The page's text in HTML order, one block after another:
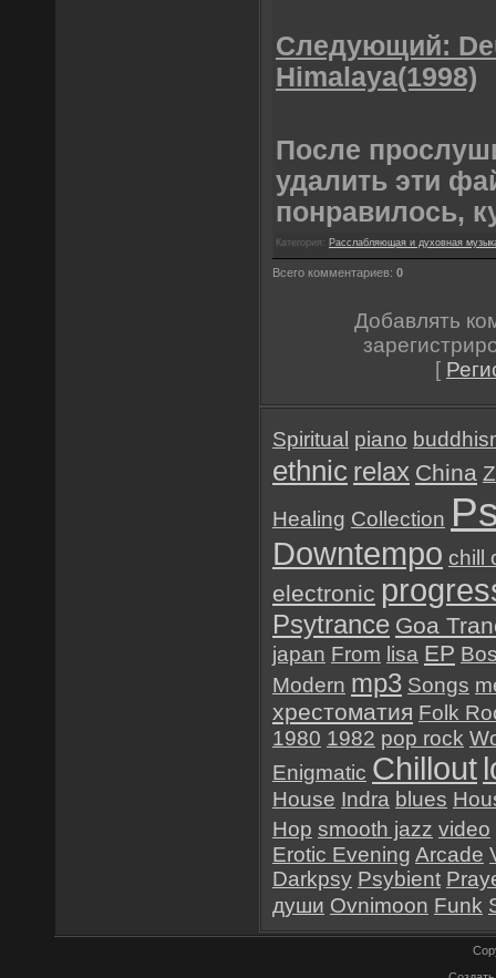
Cледующий:
Himalaya(1998)
После
удалить эти
понравилось,
Категория: Расслабляющая и духовная
Всего комментариев: 0
Добавлять
[
Spiritual piano
ethnic relax China
Healing Collection
Downtempo chill
electronic
Psytrance Goa
japan From lisa EP
Modern mp3 Songs
хрестоматия Folk
1980 1982 pop rock
Enigmatic Chillout
House Indra blues
Hop smooth jazz video
Erotic Evening Arcade
Darkpsy Psybient
души Ovnimoon Funk